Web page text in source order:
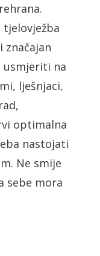
značajan
usmjeriti na
lješnjaci,
optimalna
nastojati
Ne smije
sebe mora